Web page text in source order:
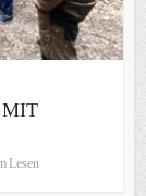
MIT
Lesen